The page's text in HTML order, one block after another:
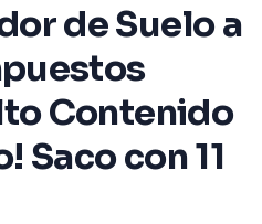
de Suelo a
Contenido
Saco con 11